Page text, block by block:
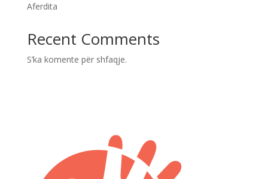
Aferdita
Recent Comments
S’ka komente për shfaqje.